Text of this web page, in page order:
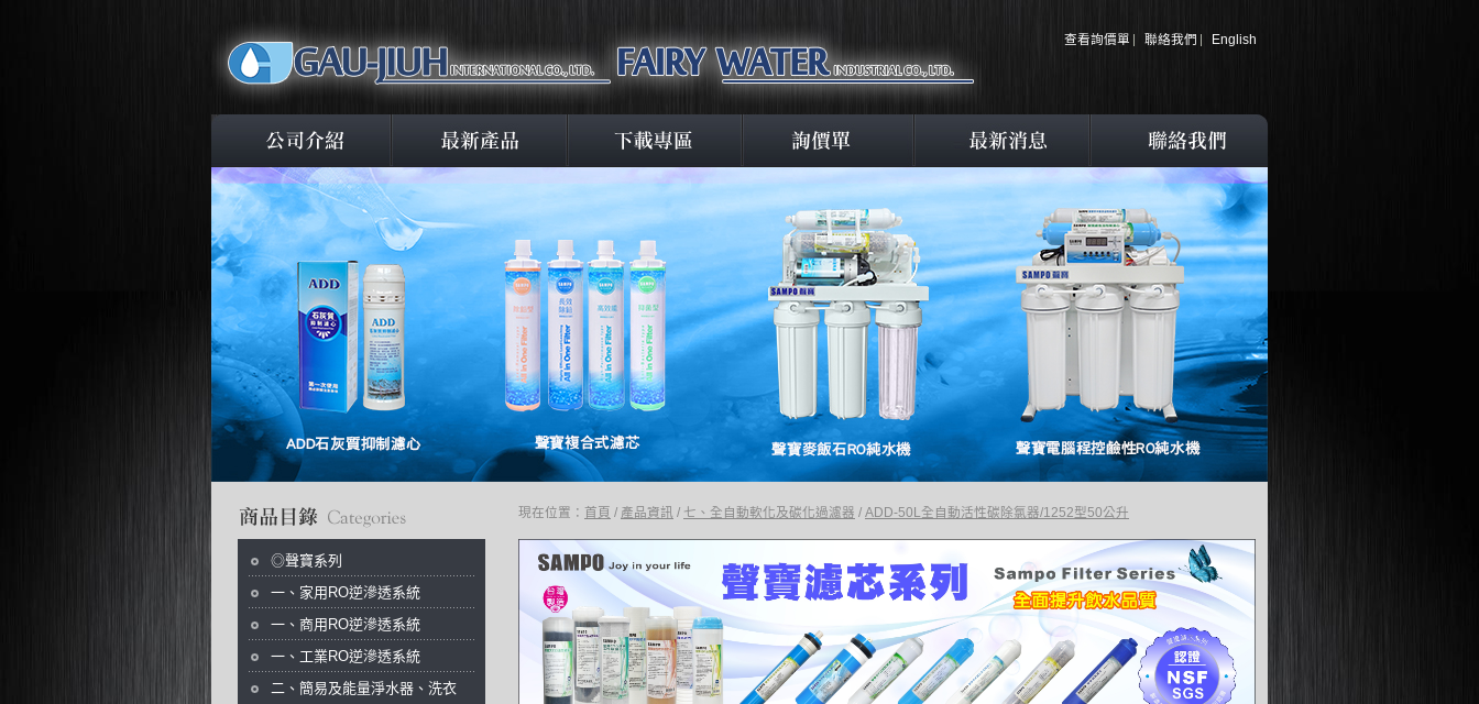
查看詢價單 聯絡我們 English
商品分類目錄
◎聲寶系列
一、家用RO逆滲透系統
一、商用RO逆滲透系統
一、工業RO逆滲透系統
二、簡易及能量淨水器、洗衣
現在位置： 首頁 / 產品資訊 / 七、全自動軟化及碳化過濾器 / ADD-50L全自動活性碳除氯器/1252型50公升